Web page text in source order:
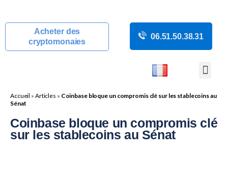
Acheter des
cryptomonaies
06.51.50.38.31
Accueil » Articles » Coinbase bloque un compromis clé sur les stablecoins au
Sénat
Coinbase bloque un compromis clé
sur les stablecoins au Sénat